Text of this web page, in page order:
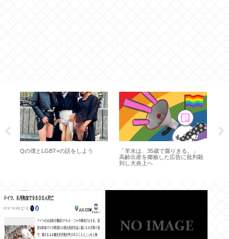
Qの僕とLGBT+の話をしよう
「羊水は、35歳で腐りきる。」
高齢出産を揶揄した広告に批判殺
到し大炎上へ